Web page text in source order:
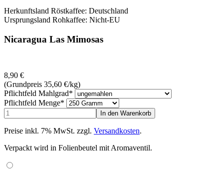
Herkunftsland Röstkaffee: Deutschland
Ursprungsland Rohkaffee: Nicht-EU
Nicaragua Las Mimosas
8,90 €
(Grundpreis 35,60 €/kg)
Pflichtfeld Mahlgrad*
Pflichtfeld Menge*
Preise inkl. 7% MwSt. zzgl. Versandkosten.
Verpackt wird in Folienbeutel mit Aromaventil.